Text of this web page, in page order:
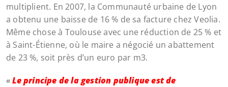
multiplient. En 2007, la Communauté urbaine de Lyon
a obtenu une baisse de 16 % de sa facture chez Veolia.
Même chose à Toulouse avec une réduction de 25 % et
à Saint-Étienne, où le maire a négocié un abattement
de 23 %, soit près d’un euro par m3.
«Le principe de la gestion publique est de